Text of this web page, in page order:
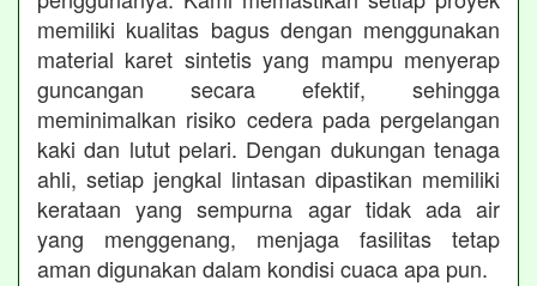
memiliki kualitas bagus dengan menggunakan
material karet sintetis yang mampu menyerap
guncangan secara efektif, sehingga
meminimalkan risiko cedera pada pergelangan
kaki dan lutut pelari. Dengan dukungan tenaga
ahli, setiap jengkal lintasan dipastikan memiliki
kerataan yang sempurna agar tidak ada air
yang menggenang, menjaga fasilitas tetap
aman digunakan dalam kondisi cuaca apa pun.